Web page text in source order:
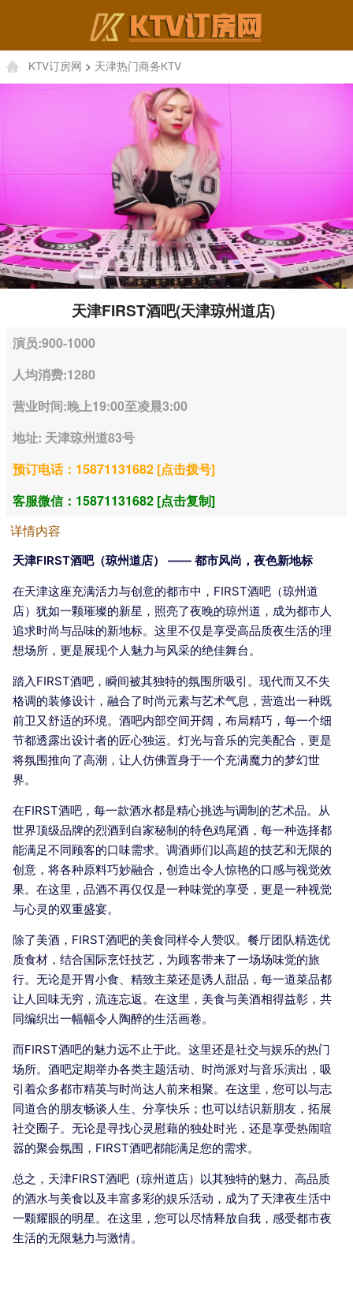
KTV订房网 > 天津热门商务KTV
天津FIRST酒吧(天津琼州道店)
演员:900-1000
人均消费:1280
营业时间:晚上19:00至凌晨3:00
地址: 天津琼州道83号
预订电话：15871131682 [点击拨号]
客服微信：15871131682 [点击复制]
详情内容
天津FIRST酒吧（琼州道店） —— 都市风尚，夜色新地标
在天津这座充满活力与创意的都市中，FIRST酒吧（琼州道
店）犹如一颗璀璨的新星，照亮了夜晚的琼州道，成为都市人
追求时尚与品味的新地标。这里不仅是享受高品质夜生活的理
想场所，更是展现个人魅力与风采的绝佳舞台。
踏入FIRST酒吧，瞬间被其独特的氛围所吸引。现代而又不失
格调的装修设计，融合了时尚元素与艺术气息，营造出一种既
前卫又舒适的环境。酒吧内部空间开阔，布局精巧，每一个细
节都透露出设计者的匠心独运。灯光与音乐的完美配合，更是
将氛围推向了高潮，让人仿佛置身于一个充满魔力的梦幻世
界。
在FIRST酒吧，每一款酒水都是精心挑选与调制的艺术品。从
世界顶级品牌的烈酒到自家秘制的特色鸡尾酒，每一种选择都
能满足不同顾客的口味需求。调酒师们以高超的技艺和无限的
创意，将各种原料巧妙融合，创造出令人惊艳的口感与视觉效
果。在这里，品酒不再仅仅是一种味觉的享受，更是一种视觉
与心灵的双重盛宴。
除了美酒，FIRST酒吧的美食同样令人赞叹。餐厅团队精选优
质食材，结合国际烹饪技艺，为顾客带来了一场场味觉的旅
行。无论是开胃小食、精致主菜还是诱人甜品，每一道菜品都
让人回味无穷，流连忘返。在这里，美食与美酒相得益彰，共
同编织出一幅幅令人陶醉的生活画卷。
而FIRST酒吧的魅力远不止于此。这里还是社交与娱乐的热门
场所。酒吧定期举办各类主题活动、时尚派对与音乐演出，吸
引着众多都市精英与时尚达人前来相聚。在这里，您可以与志
同道合的朋友畅谈人生、分享快乐；也可以结识新朋友，拓展
社交圈子。无论是寻找心灵慰藉的独处时光，还是享受热闹喧
嚣的聚会氛围，FIRST酒吧都能满足您的需求。
总之，天津FIRST酒吧（琼州道店）以其独特的魅力、高品质
的酒水与美食以及丰富多彩的娱乐活动，成为了天津夜生活中
一颗耀眼的明星。在这里，您可以尽情释放自我，感受都市夜
生活的无限魅力与激情。